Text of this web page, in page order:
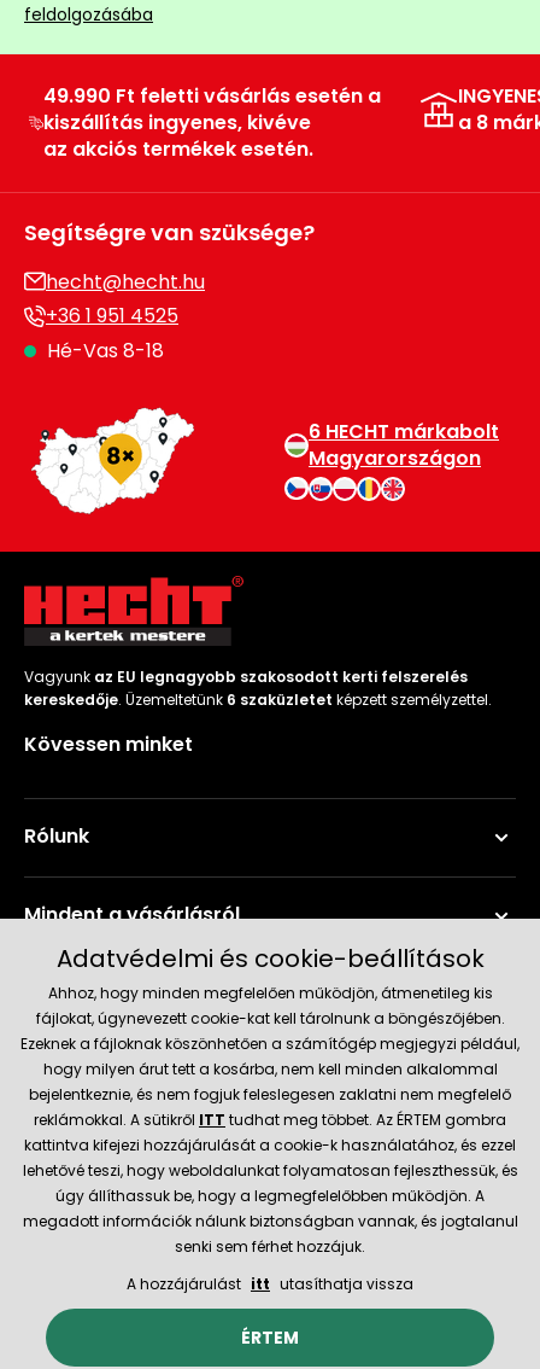
feldolgozásába
49.990 Ft feletti vásárlás esetén a
kiszállítás ingyenes, kivéve
az akciós termékek esetén.
a 8
Segítségre van szüksége?
hecht@hecht.hu
+36 1 951 4525
Hé-Vas 8-18
6 HECHT márkabolt
Magyarországon
Vagyunk az EU legnagyobb szakosodott kerti felszerelés
kereskedője. Üzemeltetünk 6 szaküzletet képzett személyzettel.
Kövessen minket
Rólunk
Mindent a vásárlásról
Szerviz és támogatás
Aktuális információk
Szállítás és fizetési módok
Megbízható kereskedő
© 2026 Hecht.cz Általános szerződési feltételek
Az e-boltot létrehozta és technikailag biztosítja SIMPLIA.cz
Adatvédelmi és cookie-beállítások
Ahhoz, hogy minden megfelelően működjön, átmenetileg kis
fájlokat, úgynevezett cookie-kat kell tárolnunk a böngészőjében.
Ezeknek a fájloknak köszönhetően a számítógép megjegyzi például,
hogy milyen árut tett a kosárba, nem kell minden alkalommal
bejelentkeznie, és nem fogjuk feleslegesen zaklatni nem megfelelő
reklámokkal. A sütikről ITT tudhat meg többet. Az ÉRTEM gombra
kattintva kifejezi hozzájárulását a cookie-k használatához, és ezzel
lehetővé teszi, hogy weboldalunkat folyamatosan fejleszthessük, és
úgy állíthassuk be, hogy a legmegfelelőbben működjön. A
megadott információk nálunk biztonságban vannak, és jogtalanul
senki sem férhet hozzájuk.
A hozzájárulást itt utasíthatja vissza
ÉRTEM